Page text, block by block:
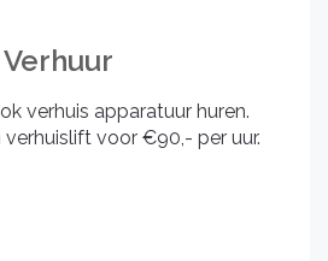
Verhuur
verhuis apparatuur huren.
verhuislift voor €90,- per uur.